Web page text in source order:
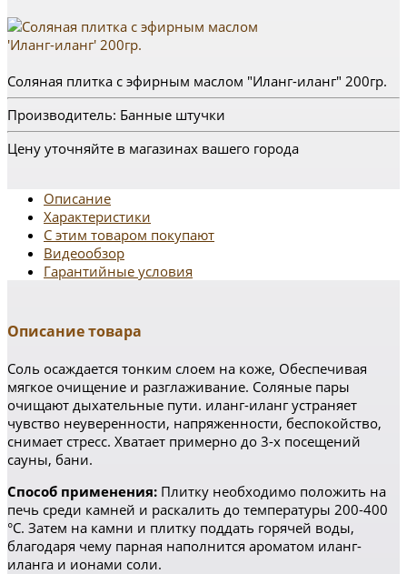
Соляная плитка с эфирным маслом "Иланг-иланг" 200гр.
Производитель: Банные штучки
Цену уточняйте в магазинах вашего города
Описание
Характеристики
С этим товаром покупают
Видеообзор
Гарантийные условия
Описание товара
Соль осаждается тонким слоем на коже, Обеспечивая
мягкое очищение и разглаживание. Соляные пары
очищают дыхательные пути. иланг-иланг устраняет
чувство неуверенности, напряженности, беспокойство,
снимает стресс. Хватает примерно до 3-х посещений
сауны, бани.
Способ применения: Плитку необходимо положить на
печь среди камней и раскалить до температуры 200-400
°С. Затем на камни и плитку поддать горячей воды,
благодаря чему парная наполнится ароматом иланг-
иланга и ионами соли.